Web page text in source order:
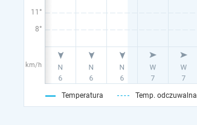
11°
8°
km/h
Temperatura Temp. odczuwalna